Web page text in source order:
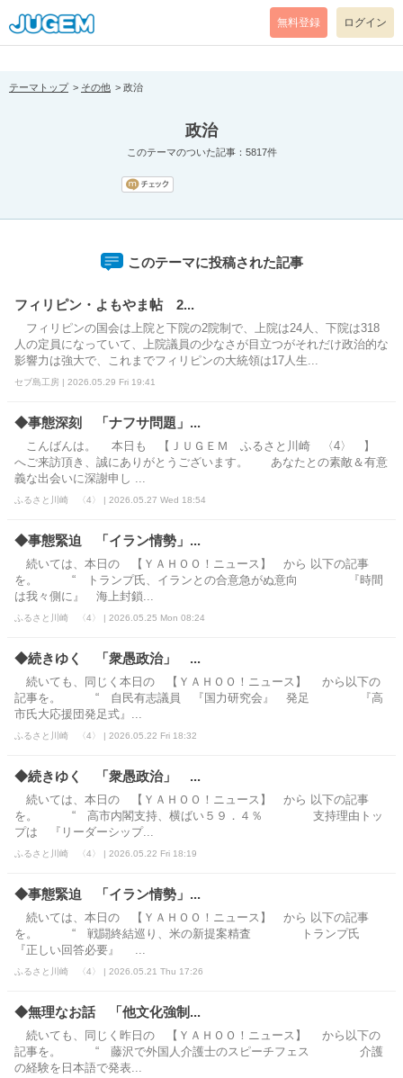
[pear_error: message="Success" code=0 mode=return level=notice
prefix="" info=""]
無料登録 ログイン
テーマトップ その他 政治
政治
このテーマのついた記事：5817件
このテーマに投稿された記事
フィリピン・よもやま帖 2...
フィリピンの国会は上院と下院の2院制で、上院は24人、下院は318
人の定員になっていて、上院議員の少なさが目立つがそれだけ政治的な
影響力は強大で、これまでフィリピンの大統領は17人生...
セブ島工房 | 2026.05.29 Fri 19:41
◆事態深刻 「ナフサ問題」...
こんばんは。 本日も 【ＪＵＧＥＭ ふるさと川崎 〈4〉 】
へご来訪頂き、誠にありがとうございます。 あなたとの素敵＆有意
義な出会いに深謝申し ...
ふるさと川崎 〈4〉 | 2026.05.27 Wed 18:54
◆事態緊迫 「イラン情勢」...
続いては、本日の 【ＹＡＨＯＯ！ニュース】 から 以下の記事
を。 “ トランプ氏、イランとの合意急がぬ意向 『時間
は我々側に』 海上封鎖...
ふるさと川崎 〈4〉 | 2026.05.25 Mon 08:24
◆続きゆく 「衆愚政治」 ...
続いても、同じく本日の 【ＹＡＨＯＯ！ニュース】 から以下の
記事を。 “ 自民有志議員 『国力研究会』 発足 『高
市氏大応援団発足式』...
ふるさと川崎 〈4〉 | 2026.05.22 Fri 18:32
◆続きゆく 「衆愚政治」 ...
続いては、本日の 【ＹＡＨＯＯ！ニュース】 から 以下の記事
を。 “ 高市内閣支持、横ばい５９．４％ 支持理由トッ
プは 『リーダーシップ...
ふるさと川崎 〈4〉 | 2026.05.22 Fri 18:19
◆事態緊迫 「イラン情勢」...
続いては、本日の 【ＹＡＨＯＯ！ニュース】 から 以下の記事
を。 “ 戦闘終結巡り、米の新提案精査 トランプ氏
『正しい回答必要』 ...
ふるさと川崎 〈4〉 | 2026.05.21 Thu 17:26
◆無理なお話 「他文化強制...
続いても、同じく昨日の 【ＹＡＨＯＯ！ニュース】 から以下の
記事を。 “ 藤沢で外国人介護士のスピーチフェス 介護
の経験を日本語で発表...